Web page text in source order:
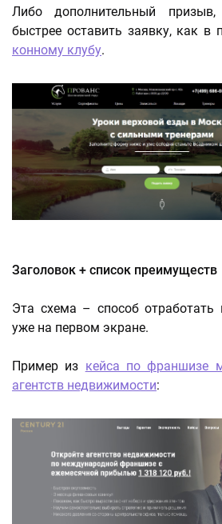
Либо дополнительный
быстрее оставить заявку, как в
конному клубу.
Заголовок + список преимуществ
Эта схема – способ
уже на первом экране.
Пример из кейса по франшизе
агентств недвижимости: